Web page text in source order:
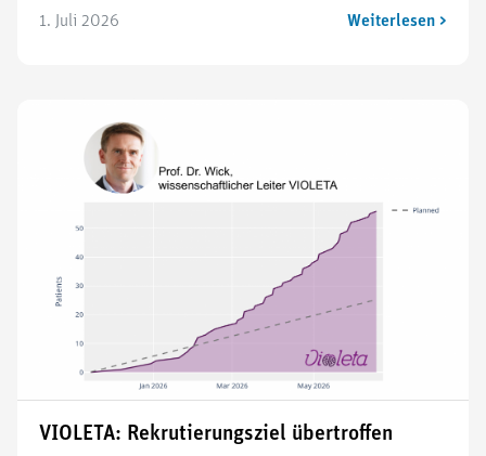
1. Juli 2026 Weiterlesen >
VIOLETA: Rekrutierungsziel übertroffen